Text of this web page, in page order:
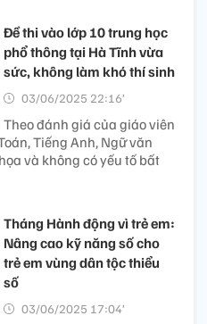
Đề thi vào lớp 10 trung học
phổ thông tại Hà Tĩnh vừa
sức, không làm khó thí sinh
03/06/2025 22:16’
Theo đánh giá của giáo viên
Tiếng Anh, Ngữ văn
và không có yếu tố bất
Tháng Hành động vì trẻ em:
Nâng cao kỹ năng số cho
trẻ em vùng dân tộc thiểu
số
03/06/2025 17:04’